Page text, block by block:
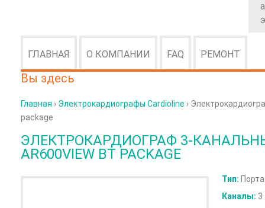
ГЛАВНАЯ О КОМПАНИИ FAQ РЕМОНТ
Вы здесь
Главная › Электрокардиографы Cardioline ›
package
ЭЛЕКТРОКАРДИОГРАФ 3-
AR600VIEW BT PACKAGE
Тип:
Каналы: 3